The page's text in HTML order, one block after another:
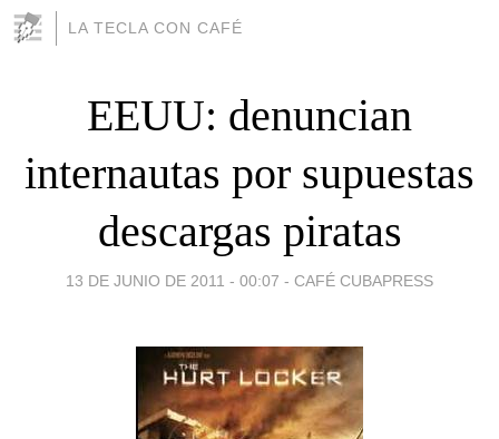
LA TECLA CON CAFÉ
EEUU: denuncian
internautas por supuestas
descargas piratas
13 DE JUNIO DE 2011 - 00:07 - CAFÉ CUBAPRESS